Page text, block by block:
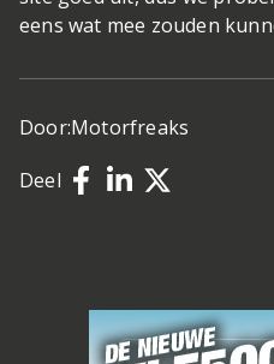
eens wat mee zouden
Door:Motorfreaks
Deel